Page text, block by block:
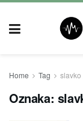
Home Tag slavko
Oznaka: